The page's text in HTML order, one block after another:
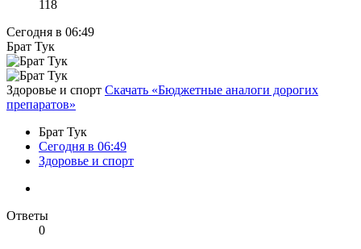
118
Сегодня в 06:49
Брат Тук
Здоровье и спорт Скачать «Бюджетные аналоги дорогих
препаратов»
Брат Тук
Сегодня в 06:49
Здоровье и спорт
Ответы
0